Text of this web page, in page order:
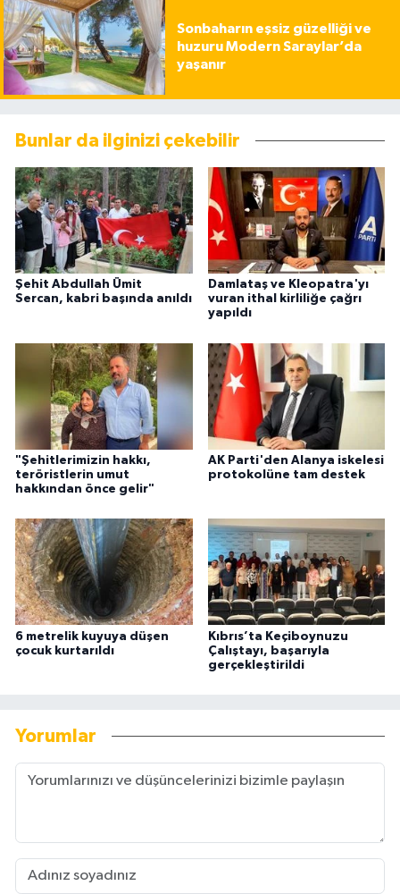
Sonbaharın eşsiz güzelliği ve
huzuru Modern Saraylar’da
yaşanır
Bunlar da ilginizi çekebilir
Şehit Abdullah Ümit
Sercan, kabri başında anıldı
Damlataş ve Kleopatra'yı
vuran ithal kirliliğe çağrı
yapıldı
"Şehitlerimizin hakkı,
teröristlerin umut
hakkından önce gelir"
AK Parti'den Alanya iskelesi
protokolüne tam destek
6 metrelik kuyuya düşen
çocuk kurtarıldı
Kıbrıs’ta Keçiboynuzu
Çalıştayı, başarıyla
gerçekleştirildi
Yorumlar